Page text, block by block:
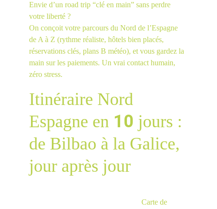
Envie d’un road trip “clé en main” sans perdre
votre liberté ?
On conçoit votre parcours du Nord de l’Espagne
de A à Z (rythme réaliste, hôtels bien placés,
réservations clés, plans B météo), et vous gardez la
main sur les paiements. Un vrai contact humain,
zéro stress.
Itinéraire Nord
Espagne en 10 jours :
de Bilbao à la Galice,
jour après jour
Carte de